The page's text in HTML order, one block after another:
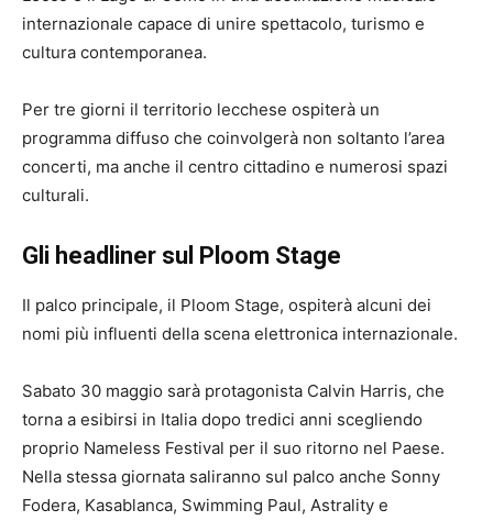
internazionale capace di unire spettacolo, turismo e
cultura contemporanea.
Per tre giorni il territorio lecchese ospiterà un
programma diffuso che coinvolgerà non soltanto l’area
concerti, ma anche il centro cittadino e numerosi spazi
culturali.
Gli headliner sul Ploom Stage
Il palco principale, il Ploom Stage, ospiterà alcuni dei
nomi più influenti della scena elettronica internazionale.
Sabato 30 maggio sarà protagonista Calvin Harris, che
torna a esibirsi in Italia dopo tredici anni scegliendo
proprio Nameless Festival per il suo ritorno nel Paese.
Nella stessa giornata saliranno sul palco anche Sonny
Fodera, Kasablanca, Swimming Paul, Astrality e